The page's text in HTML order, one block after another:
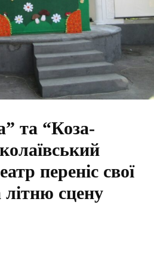
та “Коза-
переніс свої
літню сцену